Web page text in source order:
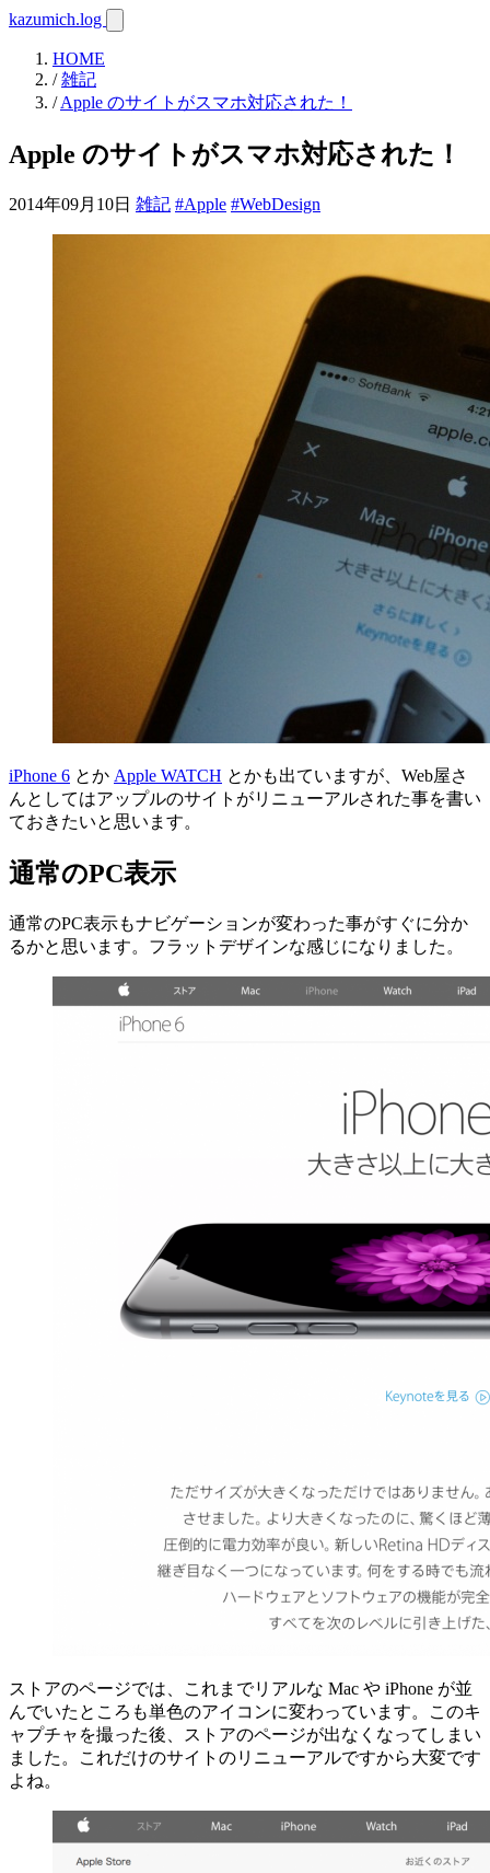
kazumich.log
HOME
/雑記
/Apple のサイトがスマホ対応された！
Apple のサイトがスマホ対応された！
2014年09月10日 雑記 #Apple #WebDesign
iPhone 6 とか Apple WATCH とかも出ていますが、Web屋さ
んとしてはアップルのサイトがリニューアルされた事を書い
ておきたいと思います。
通常のPC表示
通常のPC表示もナビゲーションが変わった事がすぐに分か
るかと思います。フラットデザインな感じになりました。
ストアのページでは、これまでリアルな Mac や iPhone が並
んでいたところも単色のアイコンに変わっています。このキ
ャプチャを撮った後、ストアのページが出なくなってしまい
ました。これだけのサイトのリニューアルですから大変です
よね。